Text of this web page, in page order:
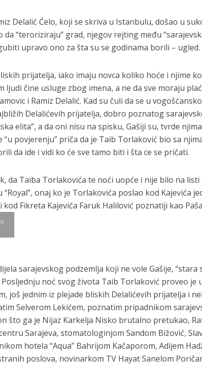
Delalić Ćelo, koji se skriva u Istanbulu, došao u
da “teroriziraju” grad, njegov rejting među
upravo ono za šta su se godinama borili – ugled.
prijatelja, iako imaju novca koliko hoće i njime
ljudi čine usluge zbog imena, a ne da sve moraju
i Ramiz Delalić. Kad su čuli da se u
Delalićevih prijatelja, dobro poznatog
elita”, a da oni nisu na spisku, Gašiji su, tvrde
povjerenju” priča da je Taib Torlaković bio sa
da ide i vidi ko će sve tamo biti i šta ce se pričati.
da Taiba Torlakovića te noći uopće i nije bilo na listi
onaj ko je Torlakovića poslao kod Kajevića
Fikreta Kajevića Faruk Halilović poznatiji kao
sarajevskog podzemlja koji ne vole Gašije, “stara
noć svog života Taib Torlaković proveo je
još jednim iz plejade bliskih Delalićevih prijatelja i
Selverom Lekićem, poznatim pripadnikom
što ga je Nijaz Karkelja Nisko brutalno pretukao,
Sarajeva, stomatologinjom Sandom Bižović,
hotela “Aqua” Bahrijom Kačaporom, Adijem
poslova, novinarkom TV Hayat Sanelom